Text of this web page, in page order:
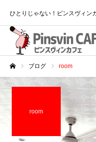
ひとりじゃない！ピンスヴィン
ブログ room
room